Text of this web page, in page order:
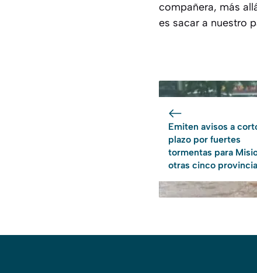
compañera, más
es sacar a nuestro
Emiten avisos a
plazo por fuertes
tormentas para
otras cinco